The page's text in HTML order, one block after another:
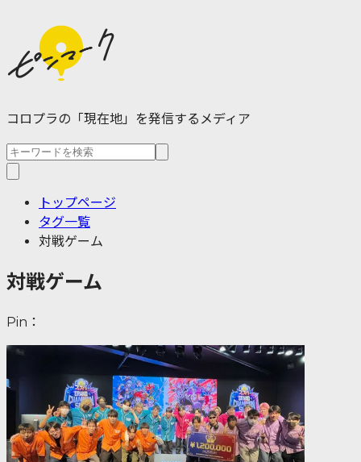
コロプラの「現在地」を発信するメディア
トップページ
タグ一覧
対戦ゲーム
対戦ゲーム
Pin：